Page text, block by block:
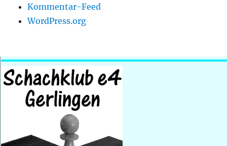
Kommentar-Feed
WordPress.org